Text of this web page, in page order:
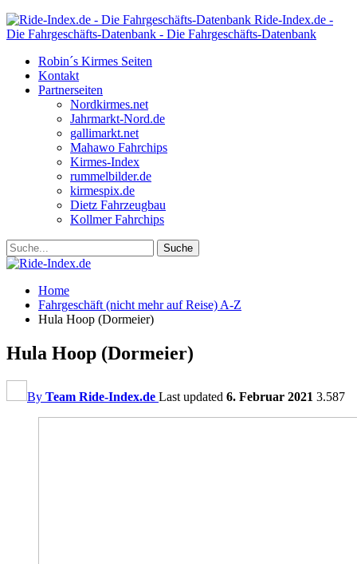
Ride-Index.de -
Die Fahrgeschäfts-Datenbank - Die Fahrgeschäfts-Datenbank
Robin´s Kirmes Seiten
Kontakt
Partnerseiten
Nordkirmes.net
Jahrmarkt-Nord.de
gallimarkt.net
Mahawo Fahrchips
Kirmes-Index
rummelbilder.de
kirmespix.de
Dietz Fahrzeugbau
Kollmer Fahrchips
Home
Fahrgeschäft (nicht mehr auf Reise) A-Z
Hula Hoop (Dormeier)
Hula Hoop (Dormeier)
By Team Ride-Index.de Last updated 6. Februar 2021 3.587